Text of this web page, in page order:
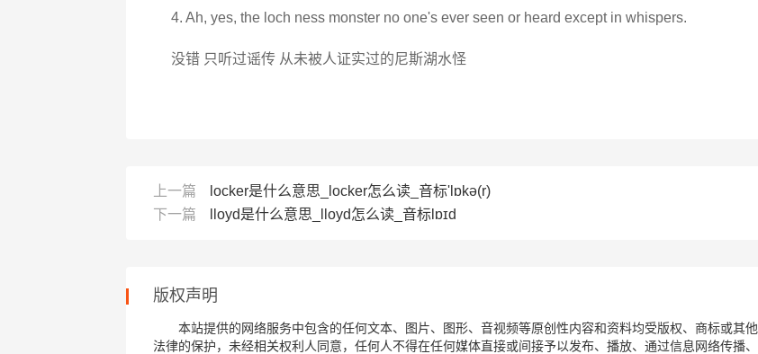
4. Ah, yes, the loch ness monster no one's ever seen or heard except in whispers.
没错 只听过谣传 从未被人证实过的尼斯湖水怪
上一篇
locker是什么意思_locker怎么读_音标'lɒkə(r)
下一篇
lloyd是什么意思_lloyd怎么读_音标lɒɪd
版权声明
本站提供的网络服务中包含的任何文本、图片、图形、音视频等原创性内容和资料均受版权、商标或其他
法律的保护，未经相关权利人同意，任何人不得在任何媒体直接或间接予以发布、播放、通过信息网络传播、